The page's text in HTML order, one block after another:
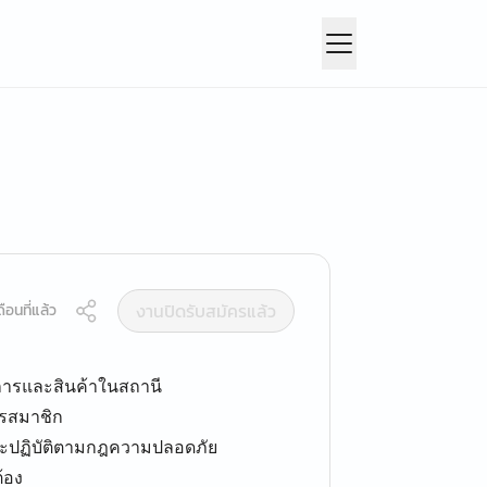
อนที่แล้ว
งานปิดรับสมัครแล้ว
รและสินค้าในสถานี
สมาชิก
ปฏิบัติตามกฎความปลอดภัย
ง